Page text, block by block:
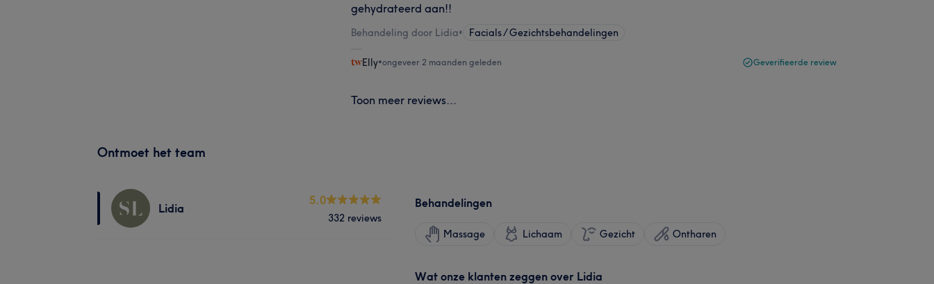
gehydrateerd aan!!
Behandeling door Lidia• Facials / Gezichtsbehandelingen
Elly•ongeveer 2 maanden geleden Geverifieerde review
Toon meer reviews...
Ontmoet het team
Lidia
5.0
332 reviews
Behandelingen
Massage Lichaam Gezicht Ontharen
Wat onze klanten zeggen over Lidia